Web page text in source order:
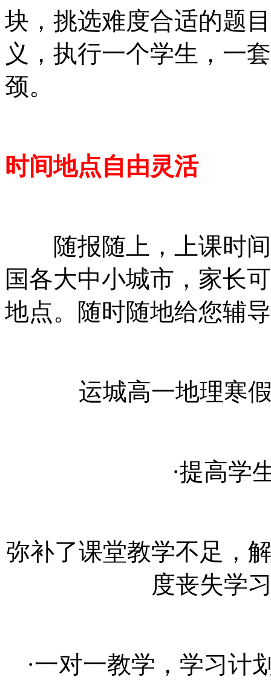
块，挑选难度合适的题
义，执行一个学生，一
颈。
时间地点自由灵活
随报随上，上课时间
国各大中小城市，家长
地点。随时随地给您辅
运城高一地理寒
·提高学
弥补了课堂教学不足，
度丧失学
·一对一教学，学习计